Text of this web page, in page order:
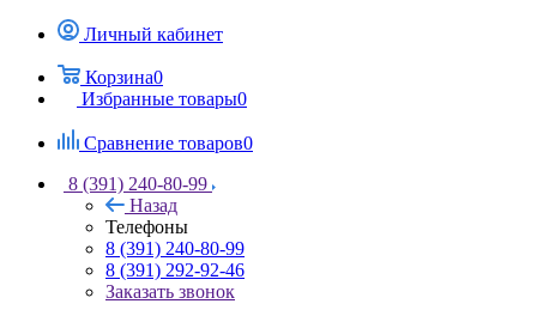
Личный кабинет
Корзина0
Избранные товары0
Сравнение товаров0
8 (391) 240-80-99
Назад
Телефоны
8 (391) 240-80-99
8 (391) 292-92-46
Заказать звонок